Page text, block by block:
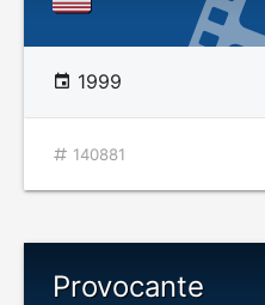
1999
140881
Provocante